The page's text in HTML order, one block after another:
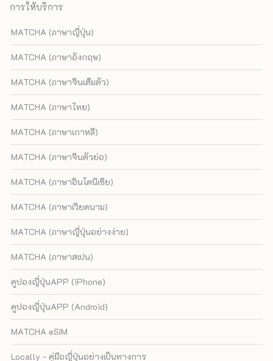
การให้บริการ
MATCHA (ภาษาญี่ปุ่น)
MATCHA (ภาษาอังกฤษ)
MATCHA (ภาษาจีนเต็มตัว)
MATCHA (ภาษาไทย)
MATCHA (ภาษาเกาหลี)
MATCHA (ภาษาจีนตัวย่อ)
MATCHA (ภาษาอินโดนีเซีย)
MATCHA (ภาษาเวียดนาม)
MATCHA (ภาษาญี่ปุ่นอย่างง่าย)
MATCHA (ภาษาสเปน)
คูปองญี่ปุ่นAPP (iPhone)
คูปองญี่ปุ่นAPP (Android)
MATCHA eSIM
Locally - คู่มือญี่ปุ่นอย่างเป็นทางการ